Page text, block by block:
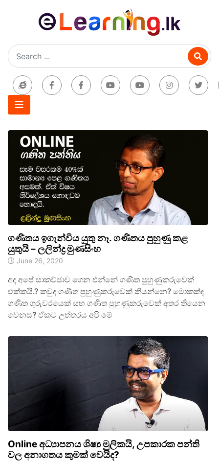
ගණිතය ඉගැන්විය යුතු නෑ. ගණිතය පුහුණු කළ
යුතුයි – ලලින්ද්‍ර මුණසිංහ
June 26, 2020
අද අපේ සාකච්ඡාව ගෙන එන්නේ ගණිත පුහුණුකරුවෙක්
එක්කයි.? කවුද ගණිත පුහුණුකරුවෙක් කියන්නෙ? මොකක්ද
ගණිත ගුරුවරයෙක් සහ ගණිත පුහුණුකරුවෙක් අතර තියෙන
වෙනස? ඒකට උත්තරය අපි මේ
Online අධ්‍යාපනය ශිෂ්‍ය මුලිකයි, උපකාරක පන්ති
වල අනාගතය කුමක් වෙයිද?